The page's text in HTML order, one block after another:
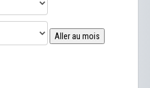
Aller au mois